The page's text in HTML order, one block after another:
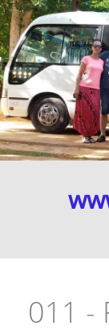
011 -